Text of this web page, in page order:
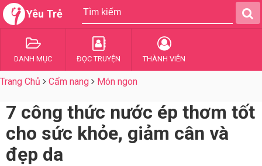
Yêu Trẻ
DANH MỤC ĐỌC TRUYỆN THÀNH VIÊN
Trang Chủ Cẩm nang Món ngon
7 công thức nước ép thơm tốt
cho sức khỏe, giảm cân và
đẹp da